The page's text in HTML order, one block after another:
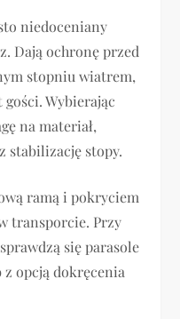
niedoceniany
Dają ochronę przed
stopniu wiatrem,
Wybierając
na materiał,
stabilizację stopy.
ramą i pokryciem
transporcie. Przy
się parasole
opcją dokręcenia